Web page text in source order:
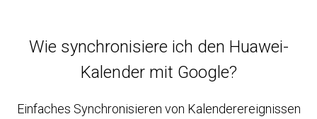
Wie synchronisiere ich den Huawei-
Kalender mit Google?
Einfaches Synchronisieren von Kalenderereignissen